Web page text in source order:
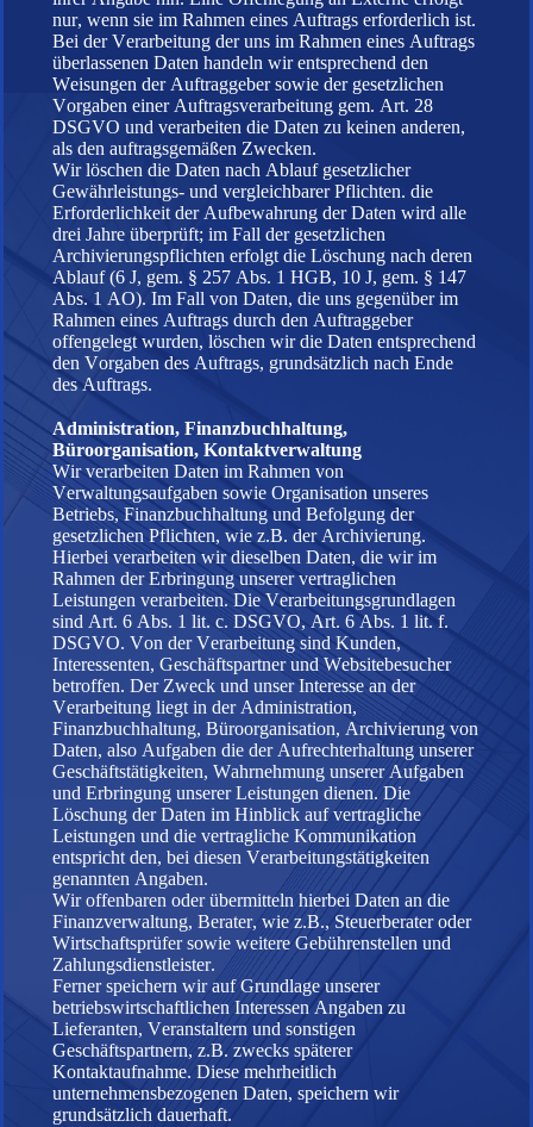
nur, wenn sie im Rahmen eines Auftrags erforderlich ist.
Bei der Verarbeitung der uns im Rahmen eines Auftrags
überlassenen Daten handeln wir entsprechend den
Weisungen der Auftraggeber sowie der gesetzlichen
Vorgaben einer Auftragsverarbeitung gem. Art. 28
DSGVO und verarbeiten die Daten zu keinen anderen,
als den auftragsgemäßen Zwecken.
Wir löschen die Daten nach Ablauf gesetzlicher
Gewährleistungs- und vergleichbarer Pflichten. die
Erforderlichkeit der Aufbewahrung der Daten wird alle
drei Jahre überprüft; im Fall der gesetzlichen
Archivierungspflichten erfolgt die Löschung nach deren
Ablauf (6 J, gem. § 257 Abs. 1 HGB, 10 J, gem. § 147
Abs. 1 AO). Im Fall von Daten, die uns gegenüber im
Rahmen eines Auftrags durch den Auftraggeber
offengelegt wurden, löschen wir die Daten entsprechend
den Vorgaben des Auftrags, grundsätzlich nach Ende
des Auftrags.
Administration, Finanzbuchhaltung,
Büroorganisation, Kontaktverwaltung
Wir verarbeiten Daten im Rahmen von
Verwaltungsaufgaben sowie Organisation unseres
Betriebs, Finanzbuchhaltung und Befolgung der
gesetzlichen Pflichten, wie z.B. der Archivierung.
Hierbei verarbeiten wir dieselben Daten, die wir im
Rahmen der Erbringung unserer vertraglichen
Leistungen verarbeiten. Die Verarbeitungsgrundlagen
sind Art. 6 Abs. 1 lit. c. DSGVO, Art. 6 Abs. 1 lit. f.
DSGVO. Von der Verarbeitung sind Kunden,
Interessenten, Geschäftspartner und Websitebesucher
betroffen. Der Zweck und unser Interesse an der
Verarbeitung liegt in der Administration,
Finanzbuchhaltung, Büroorganisation, Archivierung von
Daten, also Aufgaben die der Aufrechterhaltung unserer
Geschäftstätigkeiten, Wahrnehmung unserer Aufgaben
und Erbringung unserer Leistungen dienen. Die
Löschung der Daten im Hinblick auf vertragliche
Leistungen und die vertragliche Kommunikation
entspricht den, bei diesen Verarbeitungstätigkeiten
genannten Angaben.
Wir offenbaren oder übermitteln hierbei Daten an die
Finanzverwaltung, Berater, wie z.B., Steuerberater oder
Wirtschaftsprüfer sowie weitere Gebührenstellen und
Zahlungsdienstleister.
Ferner speichern wir auf Grundlage unserer
betriebswirtschaftlichen Interessen Angaben zu
Lieferanten, Veranstaltern und sonstigen
Geschäftspartnern, z.B. zwecks späterer
Kontaktaufnahme. Diese mehrheitlich
unternehmensbezogenen Daten, speichern wir
grundsätzlich dauerhaft.